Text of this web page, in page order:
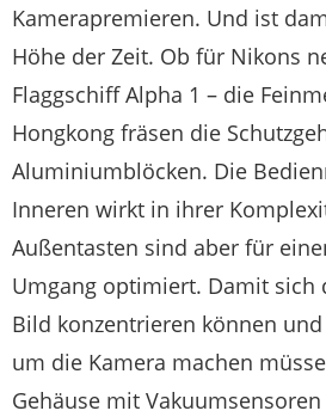
Kamerapremieren. Und ist
Höhe der Zeit. Ob für Nikons
Flaggschiff Alpha 1 – die
Hongkong fräsen die
Aluminiumblöcken. Die
Inneren wirkt in ihrer
Außentasten sind aber für
Umgang optimiert. Damit sich
Bild konzentrieren können
um die Kamera machen
Gehäuse mit